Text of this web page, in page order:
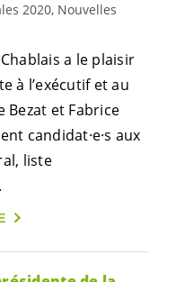
2020, Nouvelles
a le plaisir
à l’exécutif et au
Bezat et Fabrice
candidat·e·s aux
liste